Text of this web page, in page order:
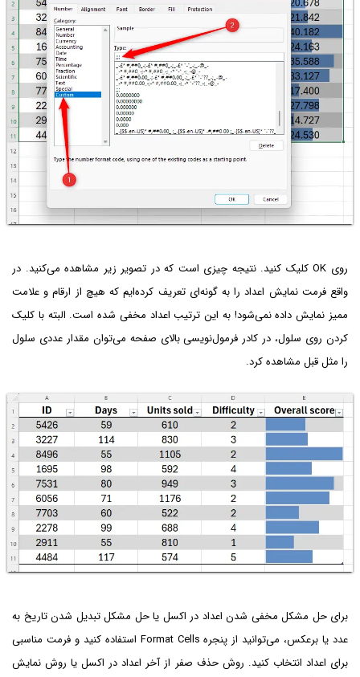
روی OK کلیک کنید. نتیجه چیزی است که در تصویر زیر مشاهده می‌کنید. در
واقع فرمت نمایش اعداد را به گونه‌ای تعریف کرده‌ایم که هیچ از ارقام و علامت
ممیز نمایش داده نمی‌شود! به این ترتیب اعداد مخفی شده است. البته با کلیک
کردن روی سلول، در کادر فرمول‌نویسی بالای صفحه می‌توان مقدار عددی سلول
را مثل قبل مشاهده کرد.
برای حل مشکل مخفی شدن اعداد در اکسل یا حل مشکل تبدیل شدن تاریخ به
عدد یا برعکس، می‌توانید از پنجره Format Cells استفاده کنید و فرمت مناسبی
برای اعداد انتخاب کنید. روش حذف صفر از آخر اعداد در اکسل یا روش نمایش